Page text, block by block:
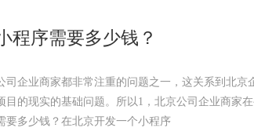
程序需要多少钱？
企业商家都非常注重的问题之一，这关系到北京
的现实的基础问题。所以1，北京公司企业商家
要多少钱？在北京开发一个小程序